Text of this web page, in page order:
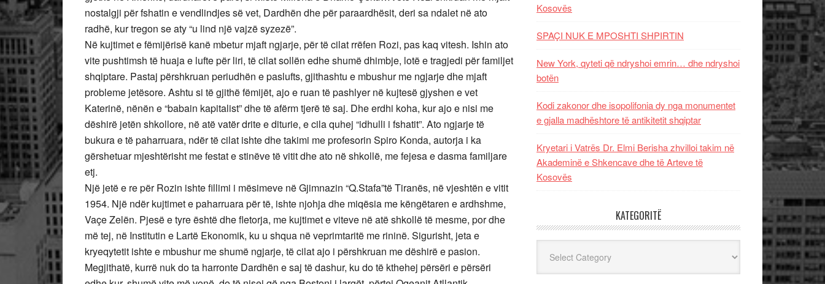
nostalgji për fshatin e vendlindjes së vet, Dardhën dhe për paraardhësit, deri sa ndalet në ato
radhë, kur tregon se aty “u lind një vajzë syzezë”.
Në kujtimet e fëmijërisë kanë mbetur mjaft ngjarje, për të cilat rrëfen Rozi, pas kaq vitesh. Ishin ato
vite pushtimsh të huaja e lufte për liri, të cilat sollën edhe shumë dhimbje, lotë e tragjedi për familjet
shqiptare. Pastaj përshkruan periudhën e paslufts, gjithashtu e mbushur me ngjarje dhe mjaft
probleme jetësore. Ashtu si të gjithë fëmijët, ajo e ruan të pashlyer në kujtesë gjyshen e vet
Katerinë, nënën e “babain kapitalist” dhe të afërm tjerë të saj. Dhe erdhi koha, kur ajo e nisi me
dëshirë jetën shkollore, në atë vatër drite e diturie, e cila quhej “idhulli i fshatit”. Ato ngjarje të
bukura e të paharruara, ndër të cilat ishte dhe takimi me profesorin Spiro Konda, autorja i ka
gërshetuar mjeshtërisht me festat e stinëve të vitit dhe ato në shkollë, me fejesa e dasma familjare
etj.
Një jetë e re për Rozin ishte fillimi i mësimeve në Gjimnazin “Q.Stafa”të Tiranës, në vjeshtën e vitit
1954. Një ndër kujtimet e paharruara për të, ishte njohja dhe miqësia me këngëtaren e ardhshme,
Vaçe Zelën. Pjesë e tyre është dhe fletorja, me kujtimet e viteve në atë shkollë të mesme, por dhe
më tej, në Institutin e Lartë Ekonomik, ku u shqua në veprimtaritë me rininë. Sigurisht, jeta e
kryeqytetit ishte e mbushur me shumë ngjarje, të cilat ajo i përshkruan me dëshirë e pasion.
Megjithatë, kurrë nuk do ta harronte Dardhën e saj të dashur, ku do të kthehej përsëri e përsëri
Kosovës
SPAÇI NUK E MPOSHTI SHPIRTIN
New York, qyteti që ndryshoi emrin… dhe ndryshoi
botën
Kodi zakonor dhe isopolifonia dy nga monumentet
e gjalla madhështore të antikitetit shqiptar
Kryetari i Vatrës Dr. Elmi Berisha zhvilloi takim në
Akademinë e Shkencave dhe të Arteve të
Kosovës
KATEGORITË